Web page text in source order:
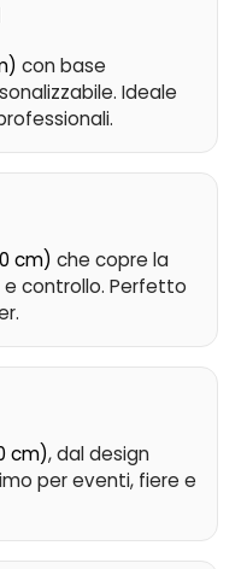
con base
Ideale
cm) che copre la
controllo. Perfetto
cm), dal design
per eventi, fiere e